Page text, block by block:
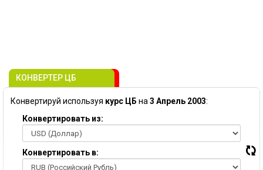
КОНВЕРТЕР ЦБ
Конвертируй используя курс ЦБ на 3 Апрель 2003:
Конвертировать из:
Конвертировать в: